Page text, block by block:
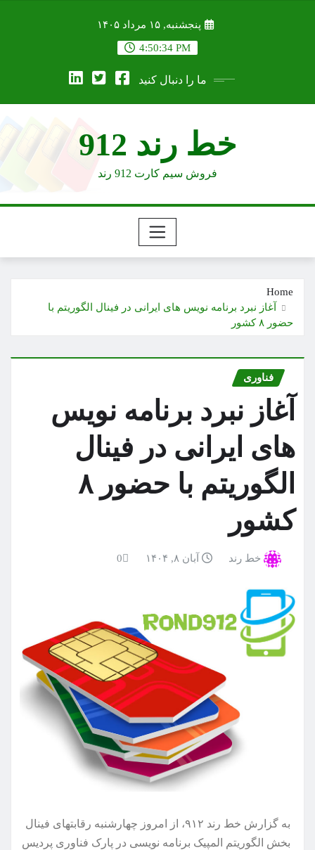
پنجشنبه, ۱۵ مرداد ۱۴۰۵
4:50:35 PM
ما را دنبال کنید
خط رند 912
فروش سیم کارت 912 رند
Home
آغاز نبرد برنامه نویس های ایرانی در فینال الگوریتم با
حضور ۸ کشور
فناوری
آغاز نبرد برنامه نویس
های ایرانی در فینال
الگوریتم با حضور ۸
کشور
خط رند آبان ۸, ۱۴۰۴ 0
به گزارش خط رند ۹۱۲، از امروز چهارشنبه رقابتهای فینال
بخش الگوریتم المپیک برنامه نویسی در پارک فناوری پردیس